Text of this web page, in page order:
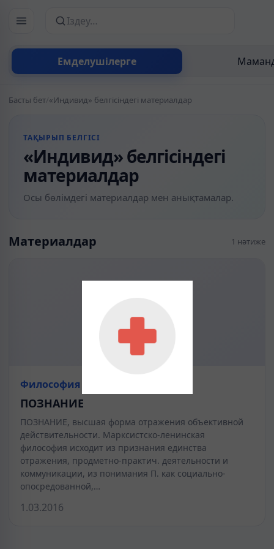
Емделушілерге
Сайттан іздеу
Басты бет/«Индивид» белгісіндегі материалдар
ТАҚЫРЫП БЕЛГІСІ
«Индивид» белгісіндегі
материалдар
Осы бөлімдегі материалдар мен анықтамалар.
Материалдар 1 нәтиже
Философия
ПОЗНАНИЕ
ПОЗНАНИЕ, высшая форма отражения объективной
действительности. Марксистско-ленинская
философия исходит из признания единства
отражения, продметно-практич. деятельности и
коммуникации, из понимания П. как социально-
опосредованной,…
1.03.2016